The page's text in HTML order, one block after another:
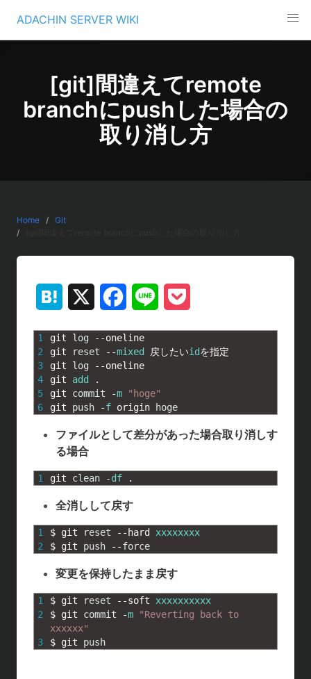
content
ADACHIN SERVER WIKI
[git]間違えてremote
branchにpushした場合の
取り消し方
Home
Git
t
e
n
a
c
b
o
k
n
c
t
1
2
3
4
5
6
git log --oneline
git
reset --mixed 戻したいidを指定
git log --oneline
git add
.
git commit -m
"hoge"
git push -f origin hoge
ファイルとして差分があった場合取り消しす
る場合
1 git clean -df .
全消しして戻す
1
2
$ git reset -- hard xxxxxxxx
$ git push --force
変更を保持したまま戻す
1
2
3
$ git reset --soft xxxxxxxxxx
$ git commit -m
"Reverting back to
xxxxxx"
$ git push